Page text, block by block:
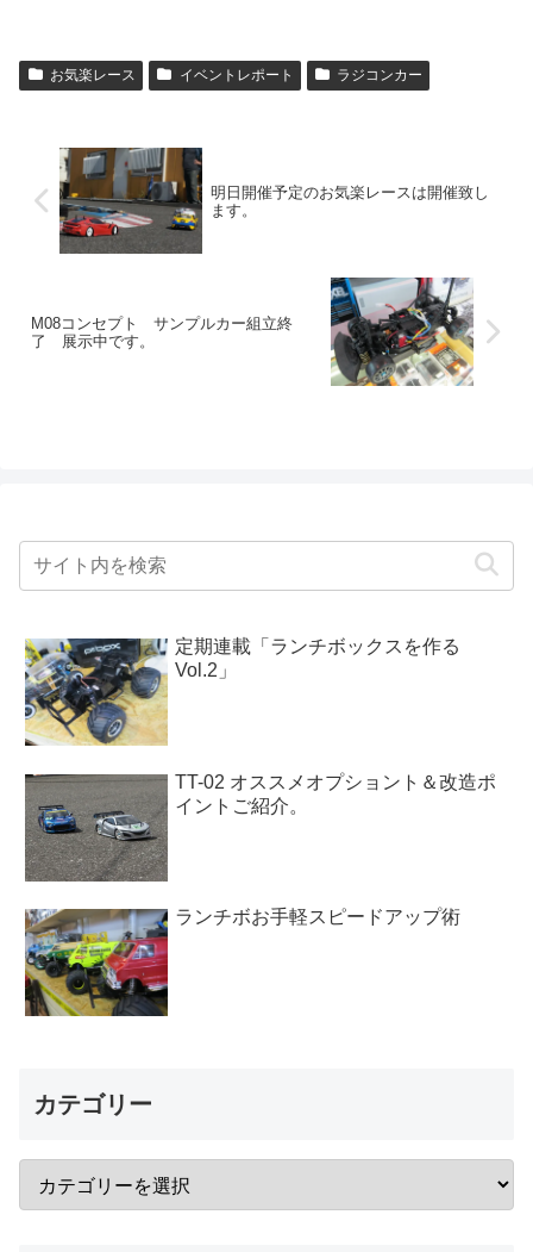
お気楽レース イベントレポート ラジコンカー
明日開催予定のお気楽レースは開催致し
ます。
M08コンセプト サンプルカー組立終
了 展示中です。
定期連載「ランチボックスを作る
Vol.2」
TT-02 オススメオプショント＆改造ポ
イントご紹介。
ランチボお手軽スピードアップ術
カテゴリー